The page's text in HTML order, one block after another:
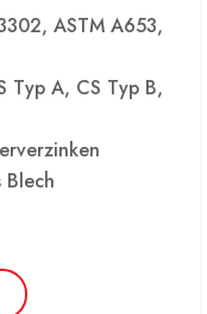
ASTM A653,
Typ A, CS Typ B,